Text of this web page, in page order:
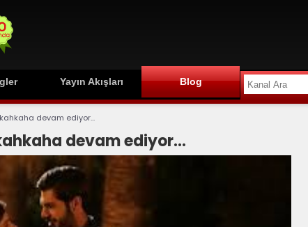
Yayın Akışları Blog
devam ediyor...
devam ediyor...